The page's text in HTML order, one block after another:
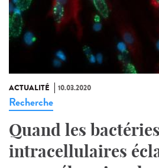
ACTUALITÉ 10.03.2020
Recherche
Quand les bactéries
intracellulaires